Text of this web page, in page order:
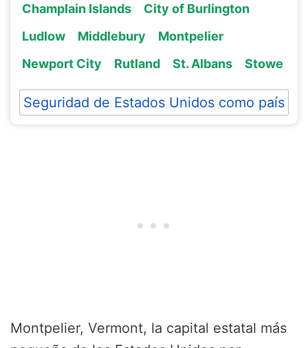
Champlain Islands
City of Burlington
Ludlow
Middlebury
Montpelier
Newport City
Rutland St. Albans Stowe
Seguridad de Estados Unidos como país
Montpelier, Vermont, la capital estatal más